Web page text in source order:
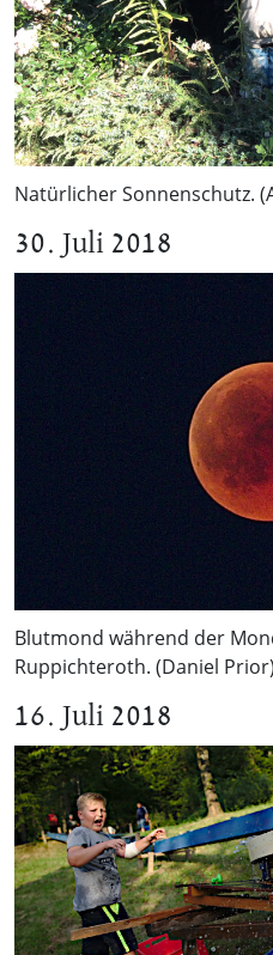
Natürlicher Sonnenschutz.
30. Juli 2018
Blutmond während der
Ruppichteroth. (Daniel Prior)
16. Juli 2018